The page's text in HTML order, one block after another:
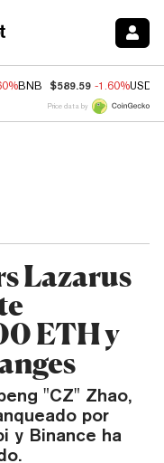
BNB $589.59 -1.60%USDC
Price data by
Lazarus
ETH y
"CZ" Zhao,
por
y Binance ha